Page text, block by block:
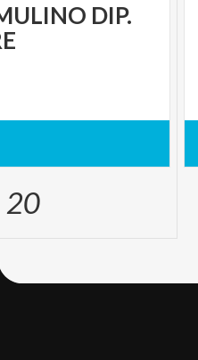
DIP.
20